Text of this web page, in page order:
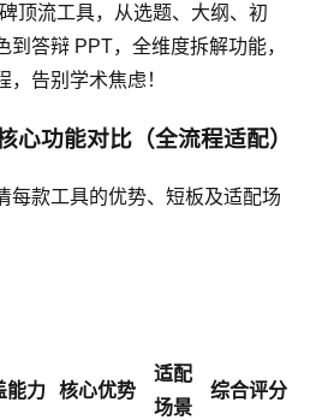
顶流工具，从选题、大纲、初
答辩 PPT，全维度拆解功能，
告别学术焦虑！
心功能对比（全流程适配）
每款工具的优势、短板及适配场
能力 核心优势
适配
场景
综合评分